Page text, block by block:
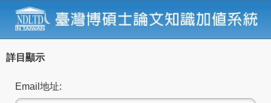
詳目顯示
Email地址: